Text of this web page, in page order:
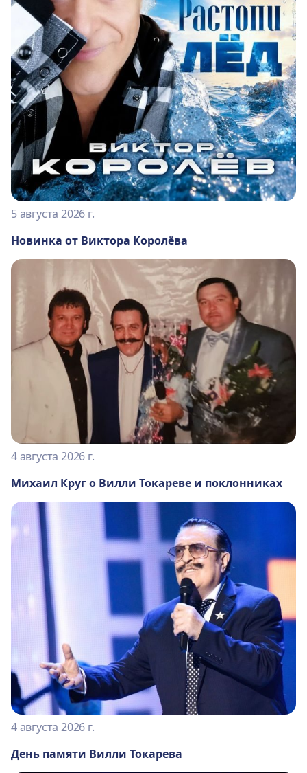
5 августа 2026 г.
Новинка от Виктора Королёва
4 августа 2026 г.
Михаил Круг о Вилли Токареве и поклонниках
4 августа 2026 г.
День памяти Вилли Токарева